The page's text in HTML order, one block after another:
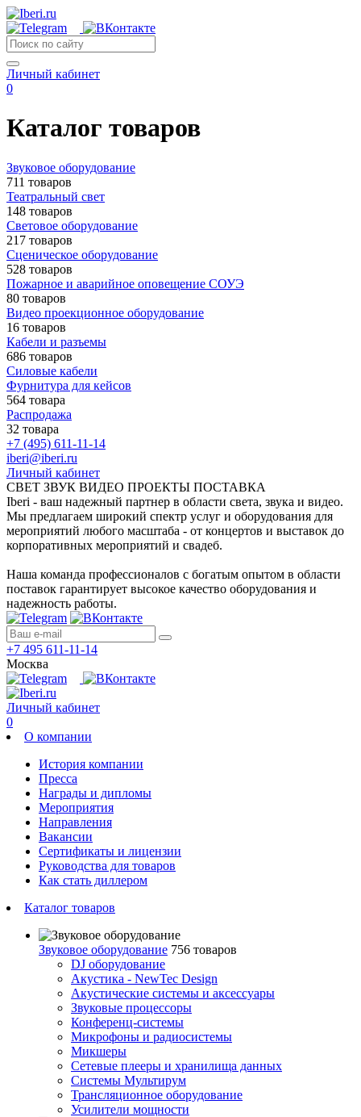
Личный кабинет
0
Каталог товаров
Звуковое оборудование
711 товаров
Театральный свет
148 товаров
Световое оборудование
217 товаров
Сценическое оборудование
528 товаров
Пожарное и аварийное оповещение СОУЭ
80 товаров
Видео проекционное оборудование
16 товаров
Кабели и разъемы
686 товаров
Силовые кабели
Фурнитура для кейсов
564 товара
Распродажа
32 товара
+7 (495) 611-11-14
iberi@iberi.ru
Личный кабинет
СВЕТ ЗВУК ВИДЕО ПРОЕКТЫ ПОСТАВКА
Iberi - ваш надежный партнер в области света, звука и видео.
Мы предлагаем широкий спектр услуг и оборудования для
мероприятий любого масштаба - от концертов и выставок до
корпоративных мероприятий и свадеб.
Наша команда профессионалов с богатым опытом в области
поставок гарантирует высокое качество оборудования и
надежность работы.
+7 495 611-11-14
Москва
Личный кабинет
0
О компании
История компании
Пресса
Награды и дипломы
Мероприятия
Направления
Вакансии
Сертификаты и лицензии
Руководства для товаров
Как стать диллером
Каталог товаров
Звуковое оборудование 756 товаров
DJ оборудование
Акустика - NewTec Design
Акустические системы и аксессуары
Звуковые процессоры
Конференц-системы
Микрофоны и радиосистемы
Микшеры
Сетевые плееры и хранилища данных
Системы Мультирум
Трансляционное оборудование
Усилители мощности